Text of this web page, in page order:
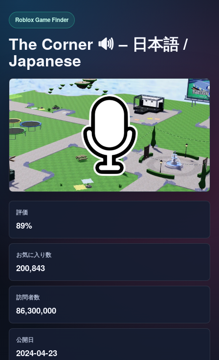
The Corner 🔊 – 日本語 /
Japanese
評価
89%
お気に入り数
200,843
訪問者数
86,300,000
公開日
2024-04-23